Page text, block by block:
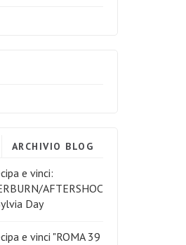
ARCHIVIO BLOG
e vinci:
AFTERSHOC
Day
e vinci "ROMA 39